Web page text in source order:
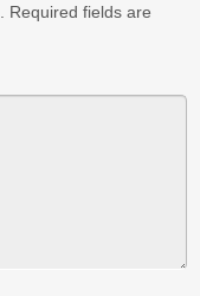
Required fields are